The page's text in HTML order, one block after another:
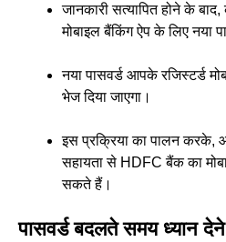
जानकारी सत्यापित होने के
मोबाइल बैंकिंग ऐप के लिए नया
नया पासवर्ड आपके रजिस्टर्ड
भेज दिया जाएगा।
इस प्रक्रिया का पालन
सहायता से HDFC बैंक का
सकते हैं।
पासवर्ड बदलते समय ध्यान देने